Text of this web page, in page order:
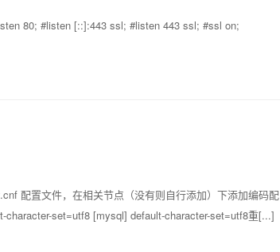
80; #listen [::]:443 ssl; #listen 443 ssl; #ssl on;
配置文件，在相关节点（没有则自行添加）下添加编码配
set=utf8 [mysql] default-character-set=utf8重[...]